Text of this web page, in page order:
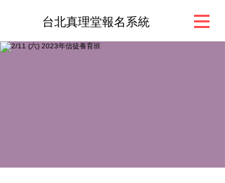
台北真理堂報名系統